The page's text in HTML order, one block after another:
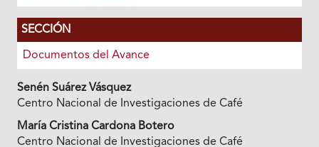
SECCIÓN
Documentos del Avance
Senén Suárez Vásquez
Centro Nacional de Investigaciones de Café
María Cristina Cardona Botero
Centro Nacional de Investigaciones de Café